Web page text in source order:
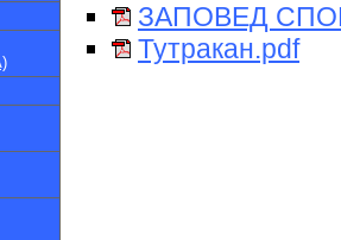
ЗАПОВЕД СПОР
Тутракан.pdf